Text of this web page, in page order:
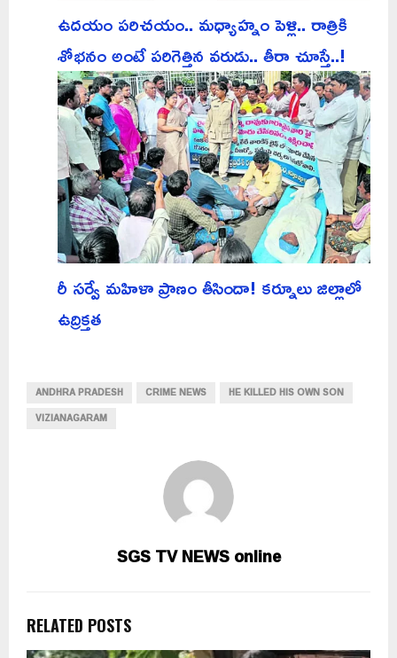
ఉదయం పరిచయం.. మధ్యాహ్నం పెళ్లి.. రాత్రికి
శోభనం అంటే పరిగెత్తిన వరుడు.. తీరా చూస్తే..!
రీ సర్వే మహిళా ప్రాణం తీసిందా! కర్నూలు జిల్లాలో
ఉద్రిక్తత
ANDHRA PRADESH CRIME NEWS
HE KILLED HIS OWN SON
VIZIANAGARAM
SGS TV NEWS online
RELATED POSTS